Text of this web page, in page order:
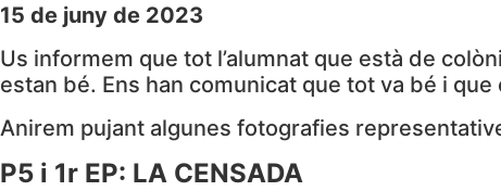
15 de juny de 2023
Us informem que tot l’alumnat que està de
estan bé. Ens han comunicat que tot va bé i
Anirem pujant algunes fotografies
P5 i 1r EP: LA CENSADA